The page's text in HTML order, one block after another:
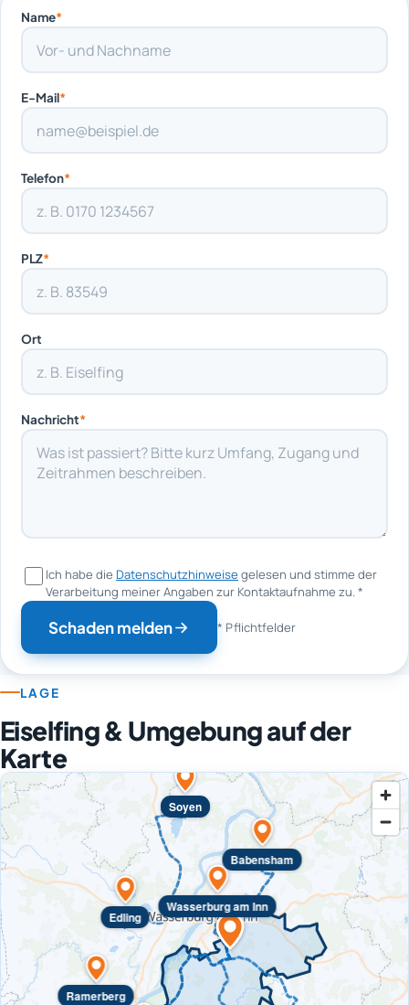
Name*
E-Mail*
Telefon*
PLZ*
Ort
Nachricht*
Ich habe die Datenschutzhinweise gelesen und stimme der
Verarbeitung meiner Angaben zur Kontaktaufnahme zu.*
Schaden melden * Pflichtfelder
LAGE
Eiselfing & Umgebung auf der
Karte
Wasserburg am Inn
Babensham
Edling
Ramerberg
Soyen